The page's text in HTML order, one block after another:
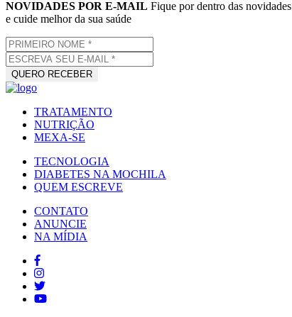
NOVIDADES POR E-MAIL Fique por dentro das novidades
e cuide melhor da sua saúde
TRATAMENTO
NUTRIÇÃO
MEXA-SE
TECNOLOGIA
DIABETES NA MOCHILA
QUEM ESCREVE
CONTATO
ANUNCIE
NA MÍDIA